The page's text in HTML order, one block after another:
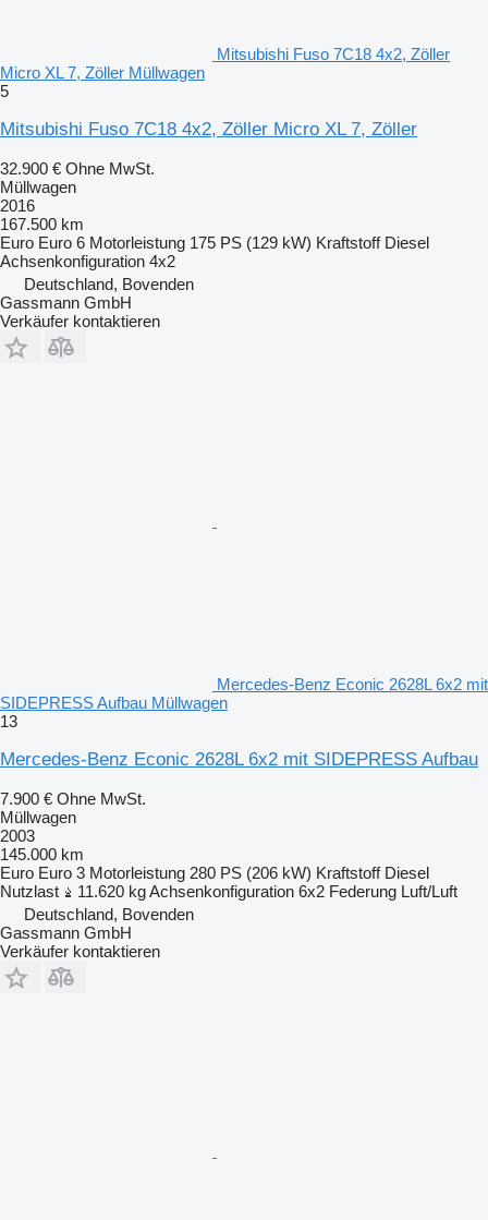
Mitsubishi Fuso 7C18 4x2, Zöller
Micro XL 7, Zöller Müllwagen
5
Mitsubishi Fuso 7C18 4x2, Zöller Micro XL 7, Zöller
32.900 € Ohne MwSt.
Müllwagen
2016
167.500 km
Euro Euro 6 Motorleistung 175 PS (129 kW) Kraftstoff Diesel
Achsenkonfiguration 4x2
Deutschland, Bovenden
Gassmann GmbH
Verkäufer kontaktieren
Mercedes-Benz Econic 2628L 6x2 mit
SIDEPRESS Aufbau Müllwagen
13
Mercedes-Benz Econic 2628L 6x2 mit SIDEPRESS Aufbau
7.900 € Ohne MwSt.
Müllwagen
2003
145.000 km
Euro Euro 3 Motorleistung 280 PS (206 kW) Kraftstoff Diesel
Nutzlast
11.620 kgAchsenkonfiguration 6x2 Federung Luft/Luft
Deutschland, Bovenden
Gassmann GmbH
Verkäufer kontaktieren